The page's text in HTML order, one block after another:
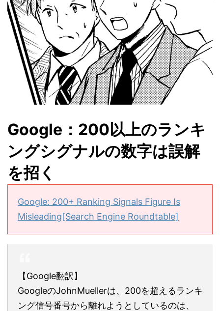
Google：200以上のランキ
ングシグナルの数字は誤解
を招く
Google: 200+ Ranking Signals Figure Is
Misleading[Search Engine Roundtable]
【Google翻訳】
GoogleのJohnMuellerは、200を超えるランキ
ング信号番号から離れようとしているのは、